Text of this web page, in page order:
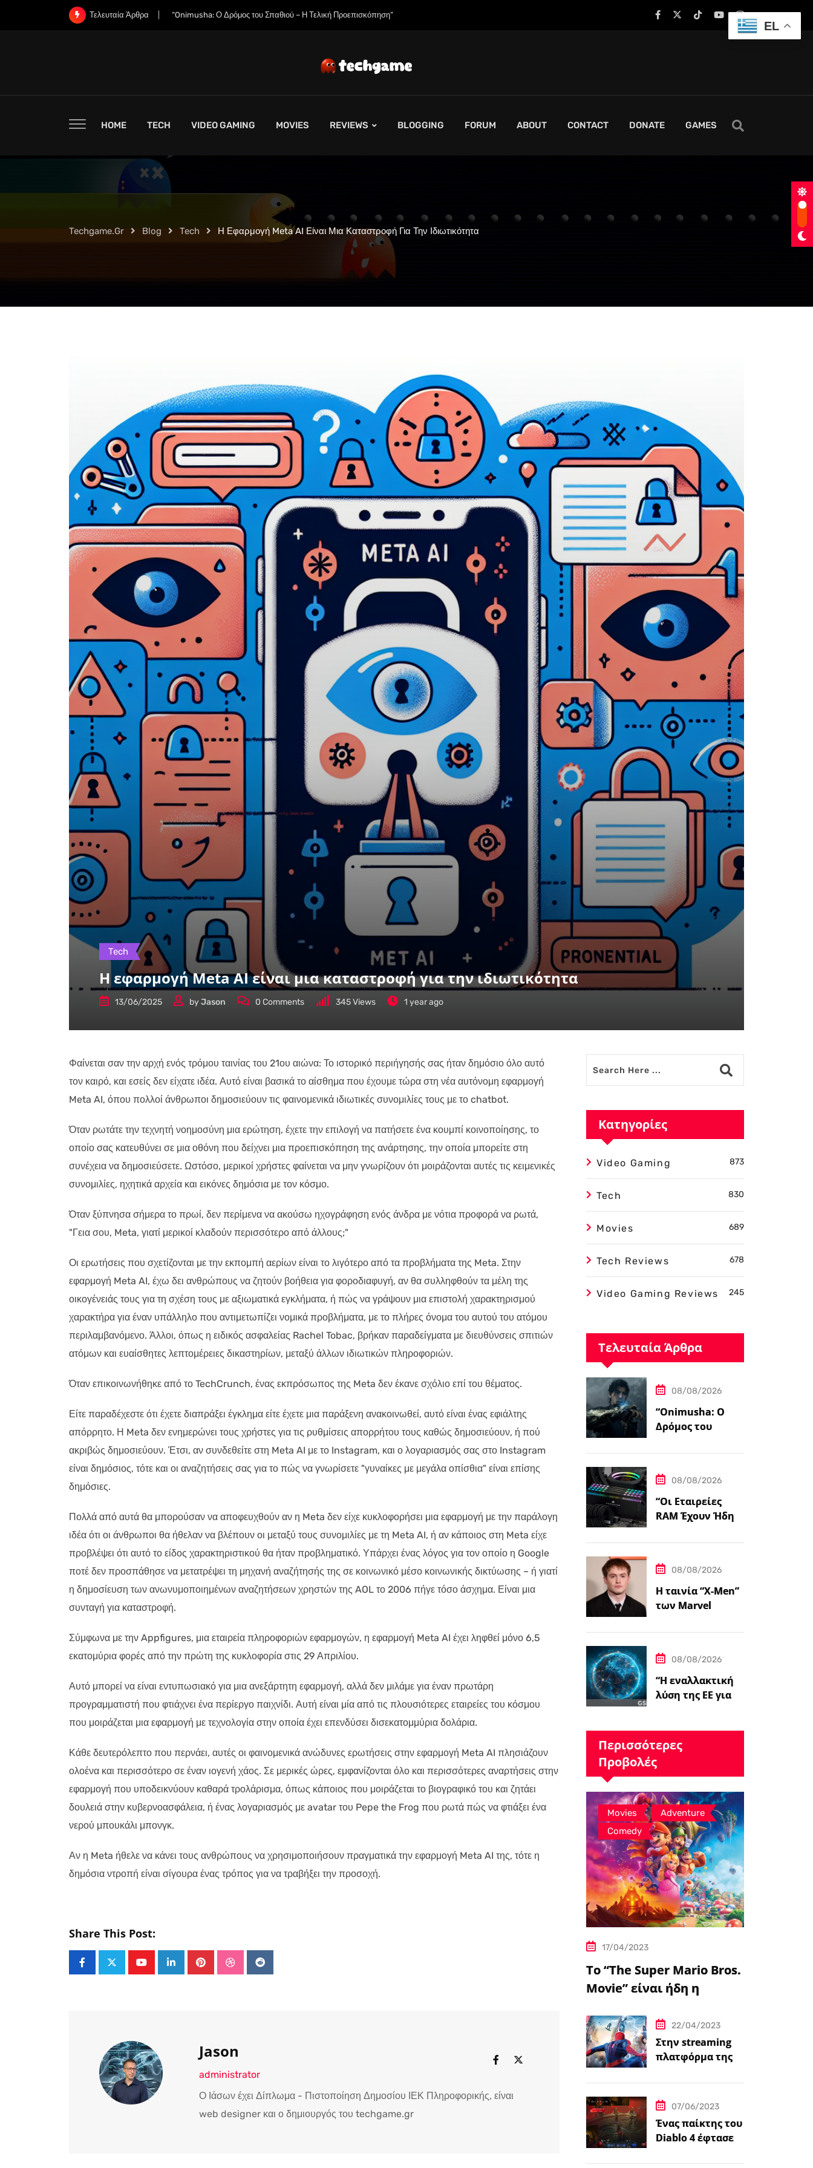
Τελευταία Άρθρα “Οι Εταιρείες RAM Έχουν Ήδη Εξαντλήσει τη Συνολική Παραγωγική Ικανότητα τους για το 2027”
HOME TECH VIDEO GAMING MOVIES REVIEWS BLOGGING FORUM ABOUT CONTACT DONATE GAMES
Techgame.gr Blog Tech Η Εφαρμογή Meta AI Είναι Μια Καταστροφή Για Την Ιδιωτικότητα
Tech
Η εφαρμογή Meta AI είναι μια καταστροφή για την ιδιωτικότητα
13/06/2025 byJason 0 Comments 345Views 1 year ago
Φαίνεται σαν την αρχή ενός τρόμου ταινίας του 21ου αιώνα: Το ιστορικό περιήγησής σας ήταν δημόσιο όλο αυτό
τον καιρό, και εσείς δεν είχατε ιδέα. Αυτό είναι βασικά το αίσθημα που έχουμε τώρα στη νέα αυτόνομη εφαρμογή
Meta AI, όπου πολλοί άνθρωποι δημοσιεύουν τις φαινομενικά ιδιωτικές συνομιλίες τους με το chatbot.
Όταν ρωτάτε την τεχνητή νοημοσύνη μια ερώτηση, έχετε την επιλογή να πατήσετε ένα κουμπί κοινοποίησης, το
οποίο σας κατευθύνει σε μια οθόνη που δείχνει μια προεπισκόπηση της ανάρτησης, την οποία μπορείτε στη
συνέχεια να δημοσιεύσετε. Ωστόσο, μερικοί χρήστες φαίνεται να μην γνωρίζουν ότι μοιράζονται αυτές τις κειμενικές
συνομιλίες, ηχητικά αρχεία και εικόνες δημόσια με τον κόσμο.
Όταν ξύπνησα σήμερα το πρωί, δεν περίμενα να ακούσω ηχογράφηση ενός άνδρα με νότια προφορά να ρωτά,
"Γεια σου, Meta, γιατί μερικοί κλαδούν περισσότερο από άλλους;"
Οι ερωτήσεις που σχετίζονται με την εκπομπή αερίων είναι το λιγότερο από τα προβλήματα της Meta. Στην
εφαρμογή Meta AI, έχω δει ανθρώπους να ζητούν βοήθεια για φοροδιαφυγή, αν θα συλληφθούν τα μέλη της
οικογένειάς τους για τη σχέση τους με αξιωματικά εγκλήματα, ή πώς να γράψουν μια επιστολή χαρακτηρισμού
χαρακτήρα για έναν υπάλληλο που αντιμετωπίζει νομικά προβλήματα, με το πλήρες όνομα του αυτού του ατόμου
περιλαμβανόμενο. Άλλοι, όπως η ειδικός ασφαλείας Rachel Tobac, βρήκαν παραδείγματα με διευθύνσεις σπιτιών
ατόμων και ευαίσθητες λεπτομέρειες δικαστηρίων, μεταξύ άλλων ιδιωτικών πληροφοριών.
Όταν επικοινωνήθηκε από το TechCrunch, ένας εκπρόσωπος της Meta δεν έκανε σχόλιο επί του θέματος.
Είτε παραδέχεστε ότι έχετε διαπράξει έγκλημα είτε έχετε μια παράξενη ανακοινωθεί, αυτό είναι ένας εφιάλτης
απόρρητο. Η Meta δεν ενημερώνει τους χρήστες για τις ρυθμίσεις απορρήτου τους καθώς δημοσιεύουν, ή πού
ακριβώς δημοσιεύουν. Έτσι, αν συνδεθείτε στη Meta AI με το Instagram, και ο λογαριασμός σας στο Instagram
είναι δημόσιος, τότε και οι αναζητήσεις σας για το πώς να γνωρίσετε "γυναίκες με μεγάλα οπίσθια" είναι επίσης
δημόσιες.
Πολλά από αυτά θα μπορούσαν να αποφευχθούν αν η Meta δεν είχε κυκλοφορήσει μια εφαρμογή με την παράλογη
ιδέα ότι οι άνθρωποι θα ήθελαν να βλέπουν οι μεταξύ τους συνομιλίες με τη Meta AI, ή αν κάποιος στη Meta είχε
προβλέψει ότι αυτό το είδος χαρακτηριστικού θα ήταν προβληματικό. Υπάρχει ένας λόγος για τον οποίο η Google
ποτέ δεν προσπάθησε να μετατρέψει τη μηχανή αναζήτησής της σε κοινωνικό μέσο κοινωνικής δικτύωσης – ή γιατί
η δημοσίευση των ανωνυμοποιημένων αναζητήσεων χρηστών της AOL το 2006 πήγε τόσο άσχημα. Είναι μια
συνταγή για καταστροφή.
Σύμφωνα με την Appfigures, μια εταιρεία πληροφοριών εφαρμογών, η εφαρμογή Meta AI έχει ληφθεί μόνο 6,5
εκατομύρια φορές από την πρώτη της κυκλοφορία στις 29 Απριλίου.
Αυτό μπορεί να είναι εντυπωσιακό για μια ανεξάρτητη εφαρμογή, αλλά δεν μιλάμε για έναν πρωτάρη
προγραμματιστή που φτιάχνει ένα περίεργο παιχνίδι. Αυτή είναι μία από τις πλουσιότερες εταιρείες του κόσμου
που μοιράζεται μια εφαρμογή με τεχνολογία στην οποία έχει επενδύσει δισεκατομμύρια δολάρια.
Κάθε δευτερόλεπτο που περνάει, αυτές οι φαινομενικά ανώδυνες ερωτήσεις στην εφαρμογή Meta AI πλησιάζουν
ολοένα και περισσότερο σε έναν ιογενή χάος. Σε μερικές ώρες, εμφανίζονται όλο και περισσότερες αναρτήσεις στην
εφαρμογή που υποδεικνύουν καθαρά τρολάρισμα, όπως κάποιος που μοιράζεται το βιογραφικό του και ζητάει
δουλειά στην κυβερνοασφάλεια, ή ένας λογαριασμός με avatar του Pepe the Frog που ρωτά πώς να φτιάξει ένα
νερού μπουκάλι μπονγκ.
Αν η Meta ήθελε να κάνει τους ανθρώπους να χρησιμοποιήσουν πραγματικά την εφαρμογή Meta AI της, τότε η
δημόσια ντροπή είναι σίγουρα ένας τρόπος για να τραβήξει την προσοχή.
Share This Post:
LinkedInPinterestStumbleUpon
Reddit
Jason
administrator
Ο Ιάσων έχει Δίπλωμα - Πιστοποίηση Δημοσίου ΙΕΚ Πληροφορικής, είναι
web designer και ο δημιουργός του techgame.gr
Κατηγορίες
Video Gaming 873
Tech 830
Movies 689
Tech Reviews 678
Video Gaming Reviews 245
Τελευταία Άρθρα
08/08/2026
“Onimusha: Ο
Δρόμος του
Τελική
08/08/2026
“Οι Εταιρείες
RAM Έχουν Ήδη
Συνολική
Ικανότητα τους
για το 2027”
08/08/2026
Η ταινία “X-Men”
των Marvel
τον Kit Connor ως
08/08/2026
“Η εναλλακτική
λύση της ΕΕ για
Περισσότερες
Προβολές
Movies , Adventure ,
Comedy
17/04/2023
Το “The Super Mario Bros.
Movie” είναι ήδη η
μεταφορά
βιντεοπαιχνιδιού στον
κινηματογράφο
22/04/2023
Στην streaming
πλατφόρμα της
σήμερα πέντε
ταινίες Spider-
Man
07/06/2023
Ένας παίκτης του
Diablo 4 έφτασε
EL